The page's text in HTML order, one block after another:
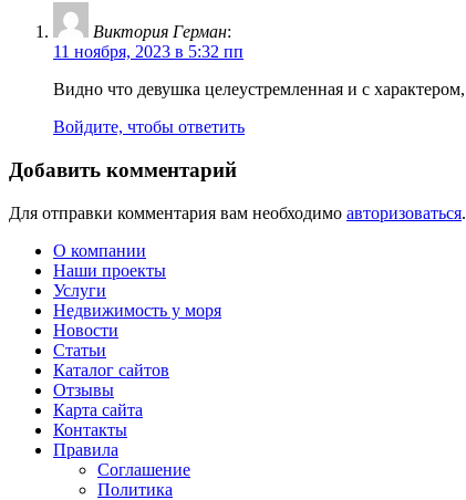
Виктория Герман:
11 ноября, 2023 в 5:32 пп
Видно что девушка целеустремленная и с
Войдите, чтобы ответить
Добавить комментарий
Для отправки комментария вам необходимо авторизоваться.
О компании
Наши проекты
Услуги
Недвижимость у моря
Новости
Статьи
Каталог сайтов
Отзывы
Карта сайта
Контакты
Правила
Соглашение
Политика